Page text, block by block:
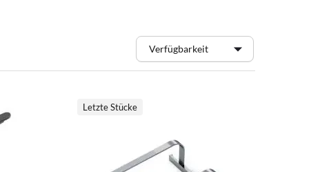
Letzte Stücke